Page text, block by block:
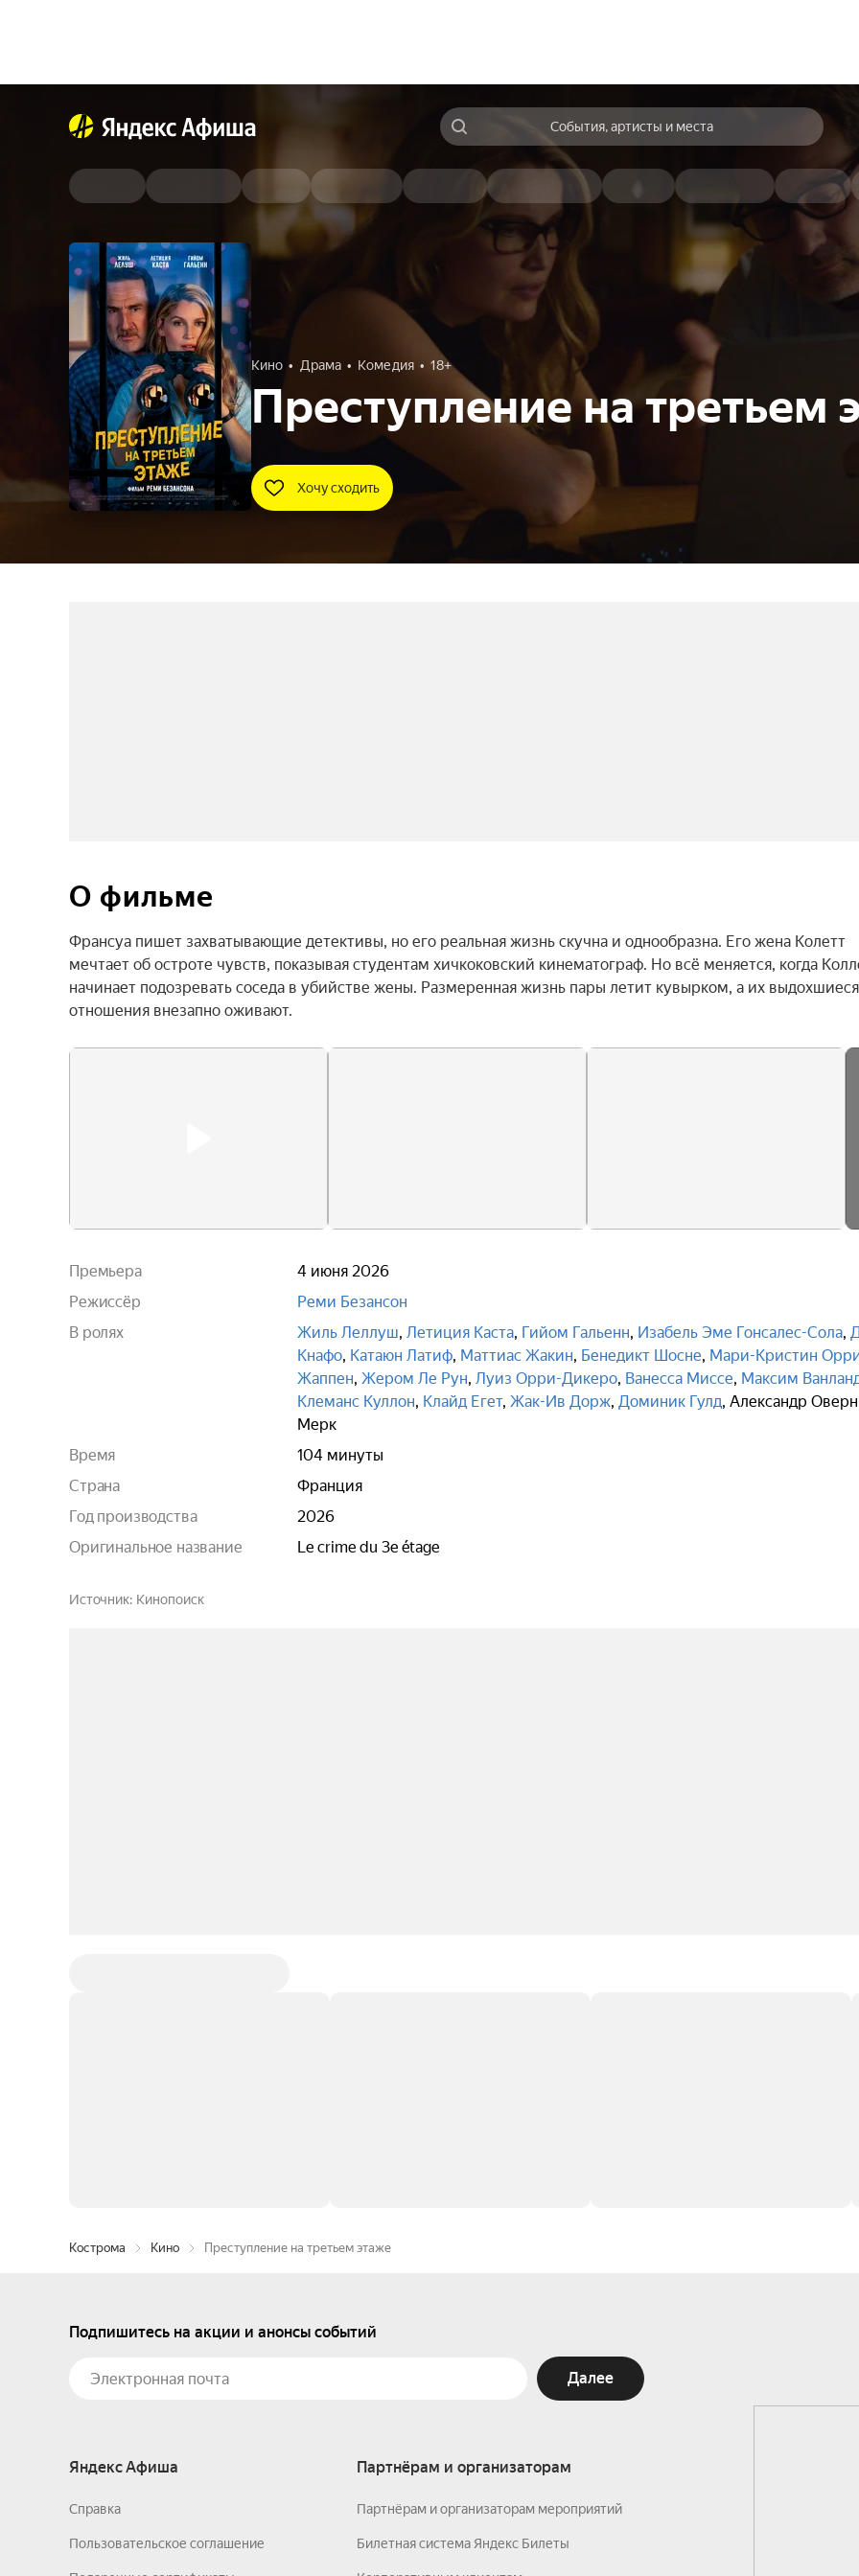
События, артисты и места
Кино Драма Комедия 18+
Преступление на третьем
Хочу сходить
О фильме
Франсуа пишет захватывающие детективы, но его реальная жизнь скучна и однообразна. Его жена Колетт
мечтает об остроте чувств, показывая студентам хичкоковский кинематограф. Но всё меняется, когда
начинает подозревать соседа в убийстве жены. Размеренная жизнь пары летит кувырком, а их выдохшиеся
отношения внезапно оживают.
Премьера
4 июня 2026
Режиссёр
Реми Безансон
В ролях
Жиль Леллуш, Летиция Каста, Гийом Гальенн, Изабель Эме Гонсалес-Сола,
Кнафо, Катаюн Латиф, Маттиас Жакин, Бенедикт Шосне, Мари-Кристин
Жаппен, Жером Ле Рун, Луиз Орри-Дикеро, Ванесса Миссе, Максим
Клеманс Куллон, Клайд Егет, Жак-Ив Дорж, Доминик Гулд, Александр
Мерк
Время
104 минуты
Страна
Франция
Год производства
2026
Оригинальное название
Le crime du 3e étage
Источник Кинопоиск
Кострома Кино Преступление на третьем этаже
Подпишитесь на акции и анонсы событий
Далее
Яндекс Афиша
Справка
Пользовательское соглашение
Партнёрам и организаторам
Партнёрам и организаторам мероприятий
Билетная система Яндекс Билеты